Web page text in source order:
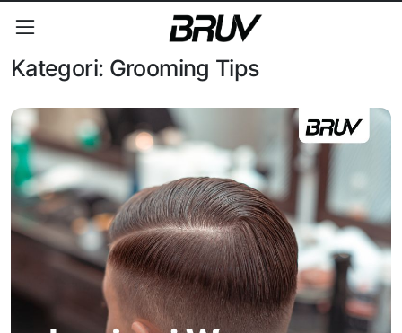
Kategori: Grooming Tips